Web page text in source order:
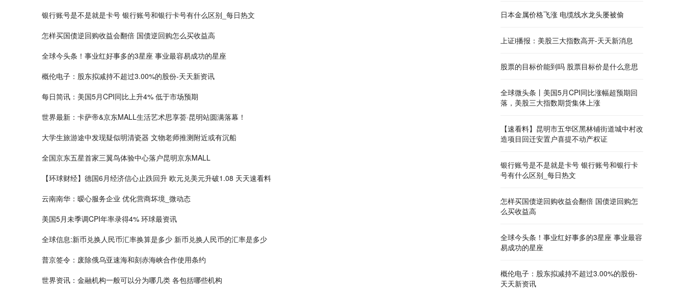
银行账号是不是就是卡号 银行账号和银行卡号有什么区别_每日热文
怎样买国债逆回购收益会翻倍 国债逆回购怎么买收益高
全球今头条！事业红好事多的3星座 事业最容易成功的星座
概伦电子：股东拟减持不超过3.00%的股份-天天新资讯
每日简讯：美国5月CPI同比上升4% 低于市场预期
世界最新：卡萨帝&京东MALL生活艺术思享荟·昆明站圆满落幕！
大学生旅游途中发现疑似明清瓷器 文物老师推测附近或有沉船
全国京东五星首家三翼鸟体验中心落户昆明京东MALL
【环球财经】德国6月经济信心止跌回升 欧元兑美元升破1.08 天天速看料
云南南华：暧心服务企业 优化营商坏境_微动态
美国5月未季调CPI年率录得4% 环球最资讯
全球信息:新币兑换人民币汇率换算是多少 新币兑换人民币的汇率是多少
普京签令：废除俄乌亚速海和刻赤海峡合作使用条约
世界资讯：金融机构一般可以分为哪几类 各包括哪些机构
日本金属价格飞涨 电缆线水龙头屡被偷
上证i播报：美股三大指数高开-天天新消息
股票的目标价能到吗 股票目标价是什么意思
全球微头条丨美国5月CPI同比涨幅超预期回
落，美股三大指数期货集体上涨
【速看料】昆明市五华区黑林铺街道城中村改
造项目回迁安置户喜提不动产权证
银行账号是不是就是卡号 银行账号和银行卡
号有什么区别_每日热文
怎样买国债逆回购收益会翻倍 国债逆回购怎
么买收益高
全球今头条！事业红好事多的3星座 事业最容
易成功的星座
概伦电子：股东拟减持不超过3.00%的股份-
天天新资讯